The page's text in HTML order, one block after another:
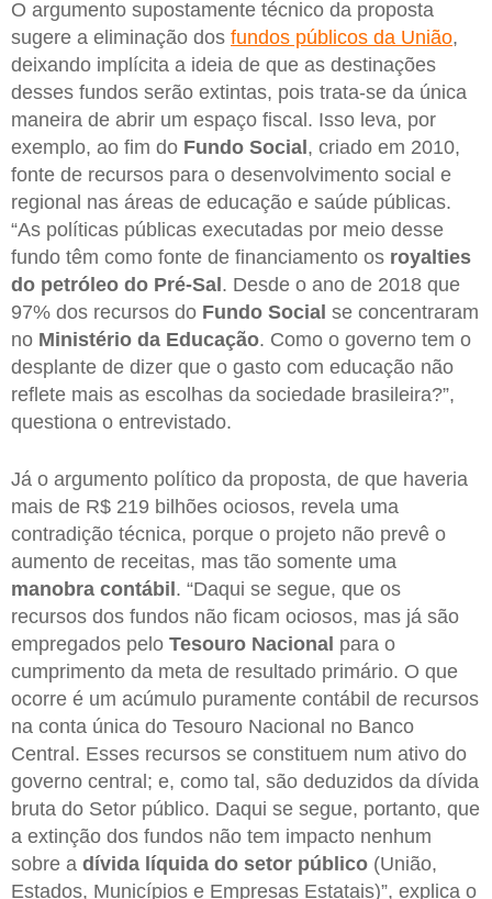
O argumento supostamente técnico da proposta
sugere a eliminação dos fundos públicos da União,
deixando implícita a ideia de que as destinações
desses fundos serão extintas, pois trata-se da única
maneira de abrir um espaço fiscal. Isso leva, por
exemplo, ao fim do Fundo Social, criado em 2010,
fonte de recursos para o desenvolvimento social e
regional nas áreas de educação e saúde públicas.
“As políticas públicas executadas por meio desse
fundo têm como fonte de financiamento os royalties
do petróleo do Pré-Sal. Desde o ano de 2018 que
97% dos recursos do Fundo Social se concentraram
no Ministério da Educação. Como o governo tem o
desplante de dizer que o gasto com educação não
reflete mais as escolhas da sociedade brasileira?”,
questiona o entrevistado.
Já o argumento político da proposta, de que haveria
mais de R$ 219 bilhões ociosos, revela uma
contradição técnica, porque o projeto não prevê o
aumento de receitas, mas tão somente uma
manobra contábil. “Daqui se segue, que os
recursos dos fundos não ficam ociosos, mas já são
empregados pelo Tesouro Nacional para o
cumprimento da meta de resultado primário. O que
ocorre é um acúmulo puramente contábil de recursos
na conta única do Tesouro Nacional no Banco
Central. Esses recursos se constituem num ativo do
governo central; e, como tal, são deduzidos da dívida
bruta do Setor público. Daqui se segue, portanto, que
a extinção dos fundos não tem impacto nenhum
sobre a dívida líquida do setor público (União,
Estados, Municípios e Empresas Estatais)”, explica o